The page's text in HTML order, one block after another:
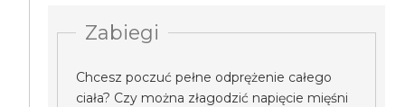
Zabiegi
Chcesz poczuć pełne odprężenie całego
ciała? Czy można złagodzić napięcie mięśni